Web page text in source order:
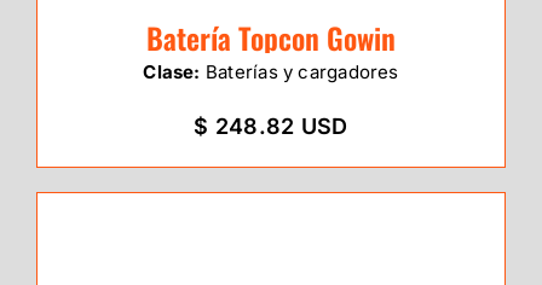
Batería Topcon Gowin
Clase: Baterías y cargadores
$ 248.82 USD